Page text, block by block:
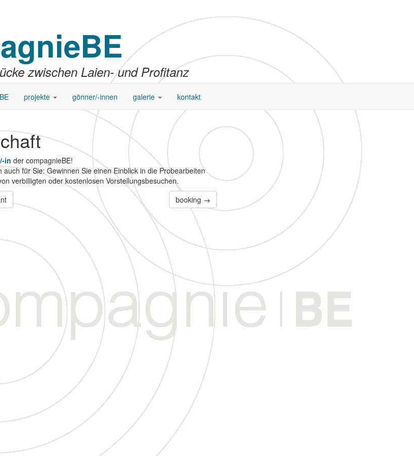
zwischen Laien- und Profitanz
projekte gönner/-innen galerie kontakt
in der compagnieBE!
auch für Sie: Gewinnen Sie einen Einblick in die Probearbeiten
verbilligten oder kostenlosen Vorstellungsbesuchen.
booking →